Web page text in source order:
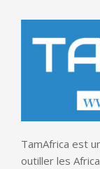
TamAfrica est
outiller les